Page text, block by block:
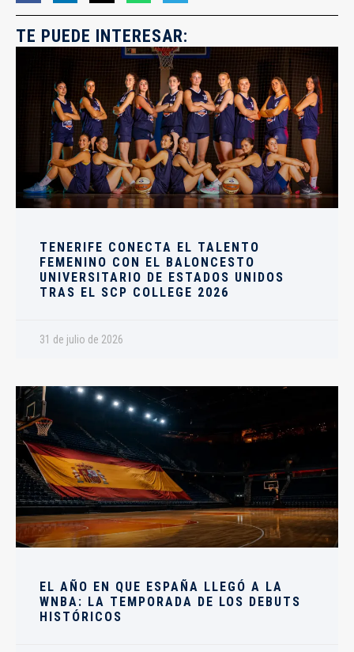
TE PUEDE INTERESAR:
TENERIFE CONECTA EL TALENTO
FEMENINO CON EL BALONCESTO
UNIVERSITARIO DE ESTADOS UNIDOS
TRAS EL SCP COLLEGE 2026
31 de julio de 2026
EL AÑO EN QUE ESPAÑA LLEGÓ A LA
WNBA: LA TEMPORADA DE LOS DEBUTS
HISTÓRICOS